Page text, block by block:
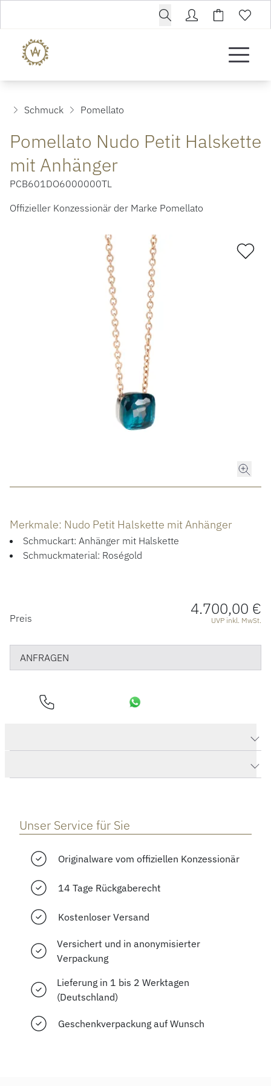
ROLEX CERTIFIED PRE-OWNED
HOCHZEIT
ÜBER UNS
Schmuck Pomellato
Pomellato Nudo Petit Halskette
mit Anhänger
PCB601DO6000000TL
Offizieller Konzessionär der Marke Pomellato
Merkmale: Nudo Petit Halskette mit Anhänger
Schmuckart: Anhänger mit Halskette
Schmuckmaterial: Roségold
PREISINFORMATIONEN
Preis 4.700,00 €
UVP inkl. MwSt.
ANFRAGEN
Unser Service für Sie
Originalware vom offiziellen Konzessionär
14 Tage Rückgaberecht
Kostenloser Versand
Versichert und in anonymisierter
Verpackung
Lieferung in 1 bis 2 Werktagen
(Deutschland)
Geschenkverpackung auf Wunsch